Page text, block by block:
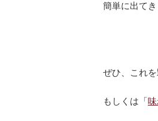
簡単に出てき
ぜひ、これ
もしくは「